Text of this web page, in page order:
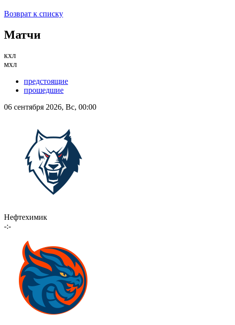
Возврат к списку
Матчи
кхл
мхл
предстоящие
прошедшие
06 сентября 2026, Вс, 00:00
Нефтехимик
-:-